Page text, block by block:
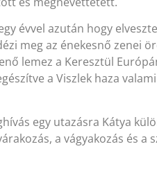
évvel azután hogy
meg az énekesnő zenei
lemez a Keresztül
a Viszlek haza
egy utazásra Kátya
a vágyakozás és a